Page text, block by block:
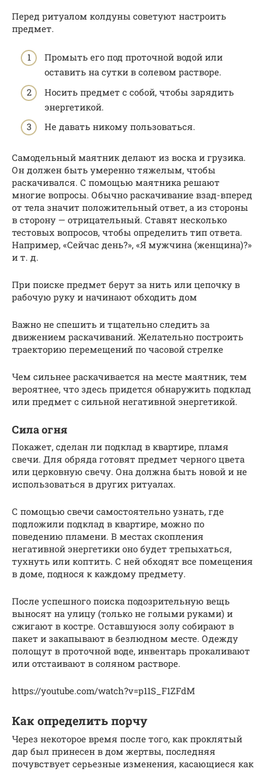
Перед ритуалом колдуны советуют настроить
предмет.
Промыть его под проточной водой или
оставить на сутки в солевом растворе.
Носить предмет с собой, чтобы зарядить
энергетикой.
Не давать никому пользоваться.
Самодельный маятник делают из воска и грузика.
Он должен быть умеренно тяжелым, чтобы
раскачивался. С помощью маятника решают
многие вопросы. Обычно раскачивание взад-вперед
от тела значит положительный ответ, а из стороны
в сторону — отрицательный. Ставят несколько
тестовых вопросов, чтобы определить тип ответа.
Например, «Сейчас день?», «Я мужчина (женщина)?»
и т. д.
При поиске предмет берут за нить или цепочку в
рабочую руку и начинают обходить дом
Важно не спешить и тщательно следить за
движением раскачиваний. Желательно построить
траекторию перемещений по часовой стрелке
Чем сильнее раскачивается на месте маятник, тем
вероятнее, что здесь придется обнаружить подклад
или предмет с сильной негативной энергетикой.
Сила огня
Покажет, сделан ли подклад в квартире, пламя
свечи. Для обряда готовят предмет черного цвета
или церковную свечу. Она должна быть новой и не
использоваться в других ритуалах.
С помощью свечи самостоятельно узнать, где
подложили подклад в квартире, можно по
поведению пламени. В местах скопления
негативной энергетики оно будет трепыхаться,
тухнуть или коптить. С ней обходят все помещения
в доме, поднося к каждому предмету.
После успешного поиска подозрительную вещь
выносят на улицу (только не голыми руками) и
сжигают в костре. Оставшуюся золу собирают в
пакет и закапывают в безлюдном месте. Одежду
полощут в проточной воде, инвентарь прокаливают
или отстаивают в соляном растворе.
https://youtube.com/watch?v=p11S_F1ZFdM
Как определить порчу
Через некоторое время после того, как проклятый
дар был принесен в дом жертвы, последняя
почувствует серьезные изменения, касающиеся как